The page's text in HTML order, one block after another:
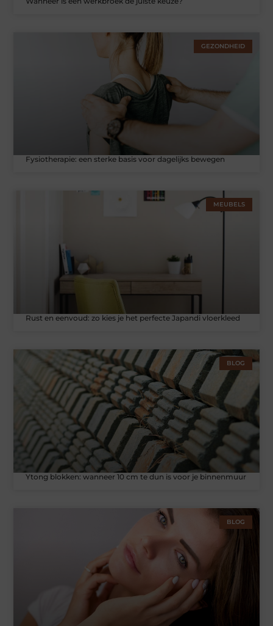
GEZONDHEID
Fysiotherapie: een sterke basis voor dagelijks bewegen
MEUBELS
Rust en eenvoud: zo kies je het perfecte Japandi vloerkleed
BLOG
Ytong blokken: wanneer 10 cm te dun is voor je binnenmuur
BLOG